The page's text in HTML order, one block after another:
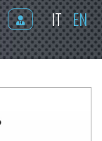
IT EN